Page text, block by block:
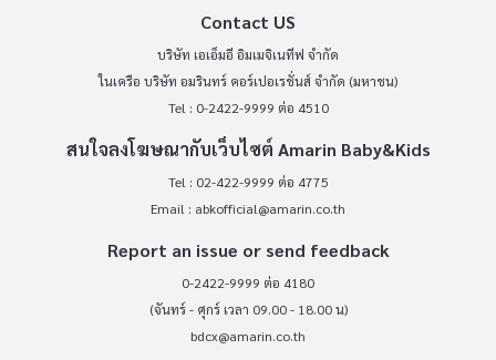
Contact US
บริษัท เอเอ็มอี อิมเมจิเนทีฟ จำกัด
ในเครือ บริษัท อมรินทร์ คอร์เปอเรชั่นส์ จำกัด (มหาชน)
Tel : 0-2422-9999 ต่อ 4510
สนใจลงโฆษณากับเว็บไซต์ Amarin Baby&Kids
Tel : 02-422-9999 ต่อ 4775
Email : abkofficial@amarin.co.th
Report an issue or send feedback
0-2422-9999 ต่อ 4180
(จันทร์ - ศุกร์ เวลา 09.00 - 18.00 น)
bdcx@amarin.co.th